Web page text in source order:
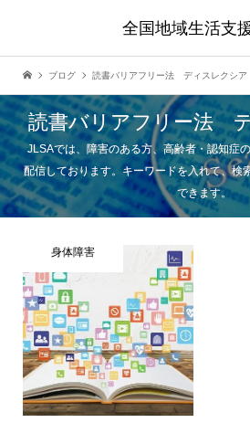
全国地域生活支
ブログ 読書バリアフリー法 ディスレクシア
読書バリアフリー法
JLSAでは、障害のある方、高齢者・認知症
配信しております。キーワードを入れて、検
できます。
身体障害